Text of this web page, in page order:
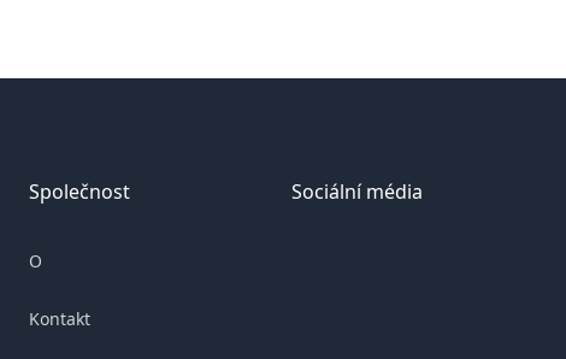
Společnost
O
Kontakt
Sociální média